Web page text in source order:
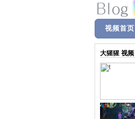
视频首页
大猩猩 视频